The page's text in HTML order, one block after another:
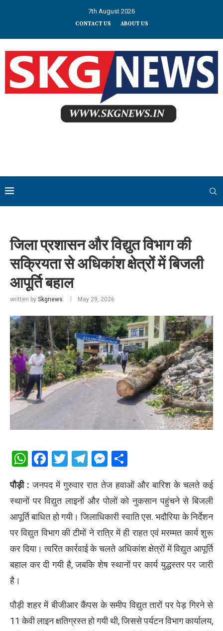
7th August 2026
CONTACT US ABOUT US
जिला प्रशासन और विद्युत विभाग की
सक्रियता से अधिकांश क्षेत्रों में बिजली
आपूर्ति बहाल
written by Skgnews May 29, 2026
WhatsApp
Facebook
Twitter
Telegram
Messenger
पौड़ी : जनपद में गुरुवार रात तेज हवाओं और बारिश के चलते कई
स्थानों पर विद्युत लाइनों और पोलों को नुकसान पहुंचने से बिजली
आपूर्ति बाधित हो गयी। जिलाधिकारी स्वाति एस. भदौरिया के निर्देशन
पर विद्युत विभाग की टीमों ने रात्रि में ही राहत एवं मरम्मत कार्य शुरू
कर दिया। त्वरित कार्रवाई के चलते अधिकांश क्षेत्रों में विद्युत आपूर्ति
बहाल कर दी गयी है, जबकि शेष स्थानों पर कार्य युद्धस्तर पर जारी
है।
पौड़ी शहर में बीजीआर कैंपस के समीप विद्युत तारों पर पेड़ गिरने से
11 केवी लाइन क्षतिग्रस्त हो गयी थी, जिससे पर्यटन विभाग कार्यालय,